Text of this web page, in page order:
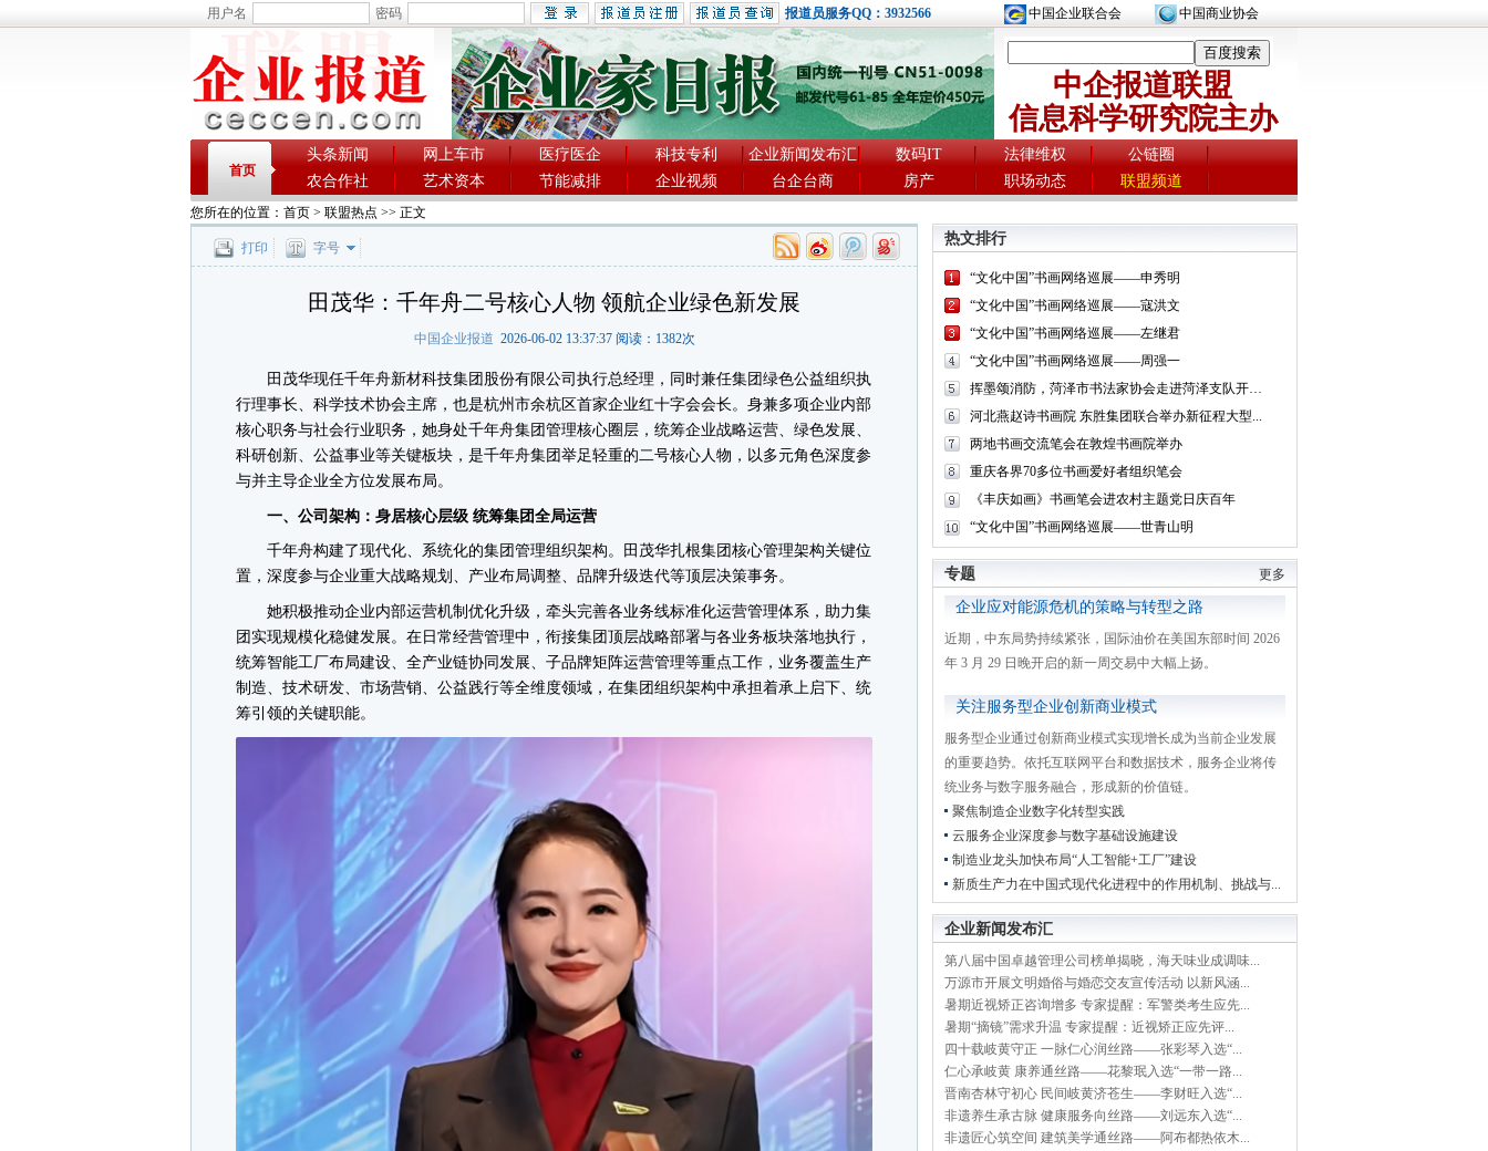
中国企业联合会 中国商业协会
用户名 密码 报道员服务QQ：3932566
中企报道联盟
信息科学研究院主办
首页
头条新闻 网上车市 医疗医企 科技专利 企业新闻发布汇 数码IT 法律维权
公链圈
农合作社
艺术资本 节能减排 企业视频 台企台商 房产 职场动态 联盟频道
您所在的位置： 首页 > 联盟热点 >> 正文
打印 字号
田茂华：千年舟二号核心人物 领航企业绿色新发展
中国企业报道 2026-06-02 13:37:37 阅读： 1382次
田茂华现任千年舟新材科技集团股份有限公司执行总经理，同时兼任集团绿色公益组织执
行理事长、科学技术协会主席，也是杭州市余杭区首家企业红十字会会长。身兼多项企业内部
核心职务与社会行业职务，她身处千年舟集团管理核心圈层，统筹企业战略运营、绿色发展、
科研创新、公益事业等关键板块，是千年舟集团举足轻重的二号核心人物，以多元角色深度参
与并主导企业全方位发展布局。
一、公司架构：身居核心层级 统筹集团全局运营
千年舟构建了现代化、系统化的集团管理组织架构。田茂华扎根集团核心管理架构关键位
置，深度参与企业重大战略规划、产业布局调整、品牌升级迭代等顶层决策事务。
她积极推动企业内部运营机制优化升级，牵头完善各业务线标准化运营管理体系，助力集
团实现规模化稳健发展。在日常经营管理中，衔接集团顶层战略部署与各业务板块落地执行，
统筹智能工厂布局建设、全产业链协同发展、子品牌矩阵运营管理等重点工作，业务覆盖生产
制造、技术研发、市场营销、公益践行等全维度领域，在集团组织架构中承担着承上启下、统
筹引领的关键职能。
热文排行
“文化中国”书画网络巡展——申秀明
“文化中国”书画网络巡展——寇洪文
“文化中国”书画网络巡展——左继君
“文化中国”书画网络巡展——周强一
挥墨颂消防，菏泽市书法家协会走进菏泽支队开展...
河北燕赵诗书画院 东胜集团联合举办新征程大型...
两地书画交流笔会在敦煌书画院举办
重庆各界70多位书画爱好者组织笔会
《丰庆如画》书画笔会进农村主题党日庆百年
“文化中国”书画网络巡展——世青山明
更多
专题
企业应对能源危机的策略与转型之路
近期，中东局势持续紧张，国际油价在美国东部时间 2026
年 3 月 29 日晚开启的新一周交易中大幅上扬。
关注服务型企业创新商业模式
服务型企业通过创新商业模式实现增长成为当前企业发展
的重要趋势。依托互联网平台和数据技术，服务企业将传
统业务与数字服务融合，形成新的价值链。
聚焦制造企业数字化转型实践
云服务企业深度参与数字基础设施建设
制造业龙头加快布局“人工智能+工厂”建设
新质生产力在中国式现代化进程中的作用机制、挑战与...
企业新闻发布汇
第八届中国卓越管理公司榜单揭晓，海天味业成调味...
万源市开展文明婚俗与婚恋交友宣传活动 以新风涵...
暑期近视矫正咨询增多 专家提醒：军警类考生应先...
暑期“摘镜”需求升温 专家提醒：近视矫正应先评...
四十载岐黄守正 一脉仁心润丝路——张彩琴入选“...
仁心承岐黄 康养通丝路——花黎珉入选“一带一路...
晋南杏林守初心 民间岐黄济苍生——李财旺入选“...
非遗养生承古脉 健康服务向丝路——刘远东入选“...
非遗匠心筑空间 建筑美学通丝路——阿布都热依木...